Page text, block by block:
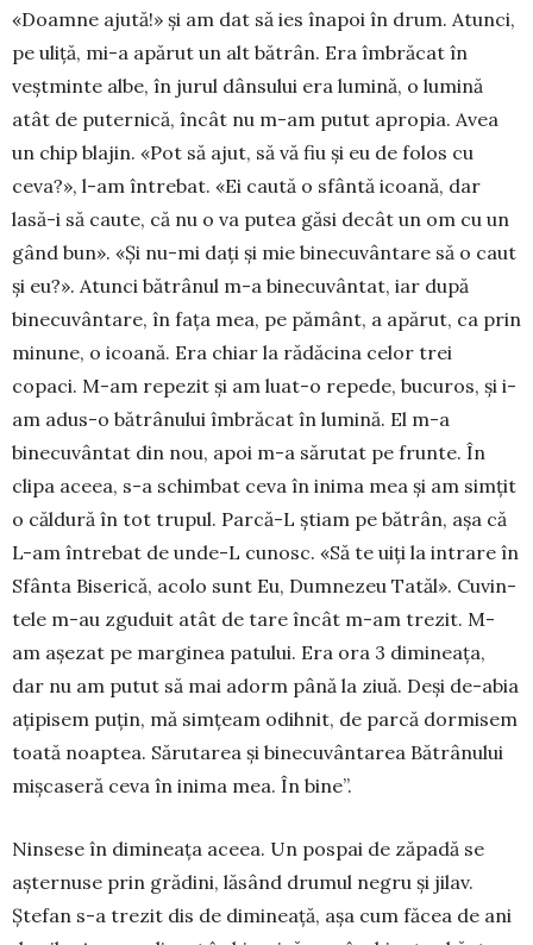
«Doamne ajută!» și am dat să ies îna­poi în drum. Atunci,
pe uliță, mi-a apărut un alt bătrân. Era îmbrăcat în
veștminte albe, în jurul dânsului era lumină, o lumină
atât de puternică, încât nu m-am putut apropia. Avea
un chip blajin. «Pot să ajut, să vă fiu și eu de folos cu
ceva?», l-am întrebat. «Ei caută o sfântă icoană, dar
lasă-i să caute, că nu o va putea găsi decât un om cu un
gând bun». «Și nu-mi dați și mie bine­cuvântare să o caut
și eu?». Atunci bătrânul m-a binecuvântat, iar după
binecuvântare, în fața mea, pe pământ, a apărut, ca prin
minune, o icoană. Era chiar la rădăcina celor trei
copaci. M-am repezit și am luat-o repede, bucuros, și i-
am adus-o bătrâ­nului îmbrăcat în lu­mină. El m-a
binecuvântat din nou, apoi m-a săru­tat pe frunte. În
clipa aceea, s-a schimbat ceva în inima mea și am simțit
o căldură în tot trupul. Par­că-L știam pe bătrân, așa că
L-am întrebat de unde-L cu­nosc. «Să te uiți la intrare în
Sfânta Bise­rică, aco­lo sunt Eu, Dum­nezeu Ta­tăl». Cuvin­
tele m-au zgu­duit atât de tare încât m-am trezit. M-
am așe­zat pe mar­gi­nea patului. Era ora 3 di­mineața,
dar nu am putut să mai adorm până la ziuă. Deși de-abia
ațipisem pu­țin, mă sim­țeam odihnit, de parcă dor­misem
toată noap­­tea. Să­ru­tarea și bine­cuvânta­rea Bă­trâ­nului
miș­caseră ceva în ini­ma mea. În bine”.
Ninsese în dimineața aceea. Un pospai de zăpadă se
așter­nuse prin grădini, lăsând dru­mul negru și jilav.
Ștefan s-a tre­zit dis de dimi­neață, așa cum făcea de ani